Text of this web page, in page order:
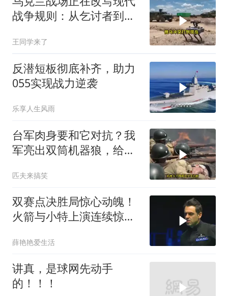
战争规则：从乞讨者到无
王同学来了
反潜短板彻底补齐，助力
055实现战力逆袭
乐享人生风雨
台军肉身要和它对抗？我
军亮出双筒机器狼，给登
匹夫来搞笑
双赛点决胜局惊心动魄！
火箭与小特上演连续惊险
薛艳艳爱生活
讲真，是球网先动手
的！！！